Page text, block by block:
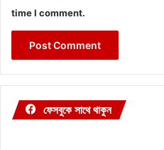
time I comment.
ফেসবুকে সাথে থাকুন